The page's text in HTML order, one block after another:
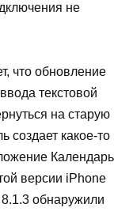
не
что обновление
текстовой
на старую
создает какое-то
Календарь
версии iPhone
обнаружили